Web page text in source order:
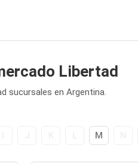
Libertad
sucursales en Argentina.
M